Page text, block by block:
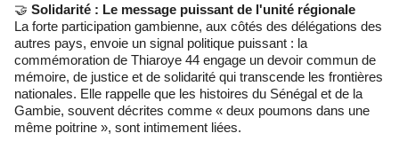
🤝 Solidarité : Le message puissant de l'unité régionale
La forte participation gambienne, aux côtés des délégations des
autres pays, envoie un signal politique puissant : la
commémoration de Thiaroye 44 engage un devoir commun de
mémoire, de justice et de solidarité qui transcende les frontières
nationales. Elle rappelle que les histoires du Sénégal et de la
Gambie, souvent décrites comme « deux poumons dans une
même poitrine », sont intimement liées.